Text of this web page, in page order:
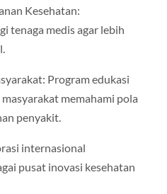
Kesehatan:
tenaga medis agar lebih
Program edukasi
memahami pola
penyakit.
internasional
pusat inovasi kesehatan